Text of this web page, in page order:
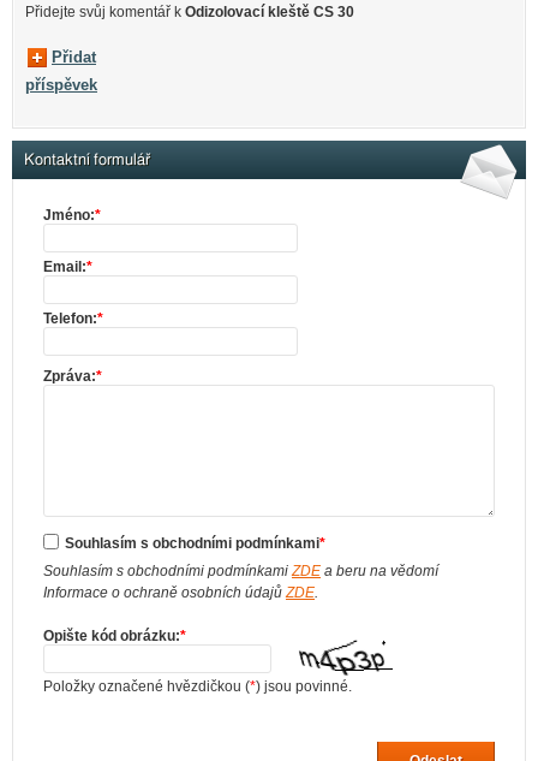
Přidejte svůj komentář k Odizolovací kleště CS 30
Přidat
příspěvek
Kontaktní formulář
Jméno:*
Email:*
Telefon:*
Zpráva:*
Souhlasím s obchodními podmínkami*
Souhlasím s obchodními podmínkami ZDE a beru na vědomí
Informace o ochraně osobních údajů ZDE
Opište kód obrázku:*
Položky označené hvězdičkou (*) jsou povinné.